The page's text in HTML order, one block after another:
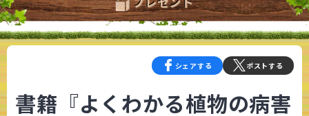
シェアする ポストする
書籍『よくわかる植物の病害